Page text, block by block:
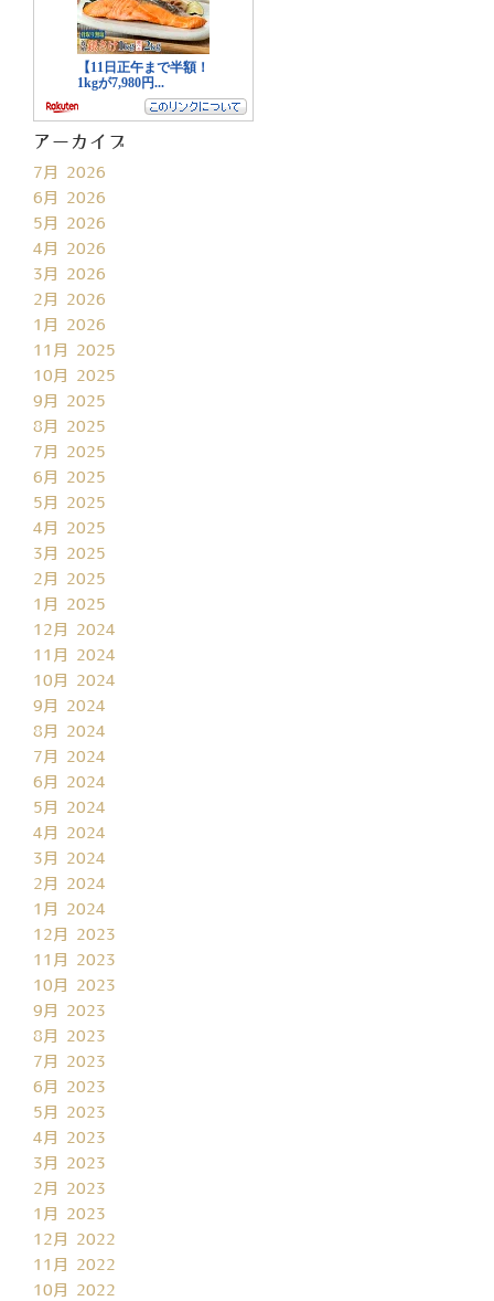
アーカイブ
7月 2026
6月 2026
5月 2026
4月 2026
3月 2026
2月 2026
1月 2026
11月 2025
10月 2025
9月 2025
8月 2025
7月 2025
6月 2025
5月 2025
4月 2025
3月 2025
2月 2025
1月 2025
12月 2024
11月 2024
10月 2024
9月 2024
8月 2024
7月 2024
6月 2024
5月 2024
4月 2024
3月 2024
2月 2024
1月 2024
12月 2023
11月 2023
10月 2023
9月 2023
8月 2023
7月 2023
6月 2023
5月 2023
4月 2023
3月 2023
2月 2023
1月 2023
12月 2022
11月 2022
10月 2022